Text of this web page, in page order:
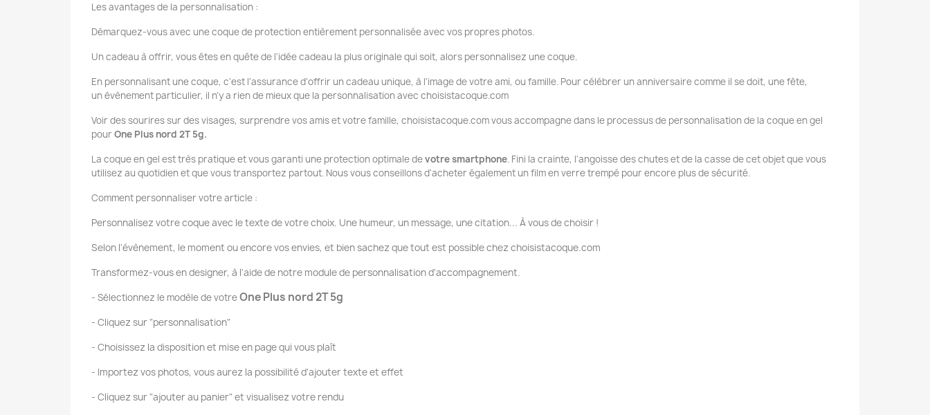
Les avantages de la personnalisation :
Démarquez-vous avec une coque de protection entièrement personnalisée avec vos propres photos.
Un cadeau à offrir, vous êtes en quête de l'idée cadeau la plus originale qui soit, alors personnalisez une coque.
En personnalisant une coque, c'est l'assurance d'offrir un cadeau unique, à l'image de votre ami, ou famille. Pour célébrer un anniversaire comme il se doit, une fête,
un évènement particulier, il n'y a rien de mieux que la personnalisation avec choisistacoque.com
Voir des sourires sur des visages, surprendre vos amis et votre famille, choisistacoque.com vous accompagne dans le processus de personnalisation de la coque en gel
pour One Plus nord 2T 5g.
La coque en gel est très pratique et vous garanti une protection optimale devotre smartphone. Fini la crainte, l'angoisse des chutes et de la casse de cet objet que vous
utilisez au quotidien et que vous transportez partout. Nous vous conseillons d'acheter également un film en verre trempé pour encore plus de sécurité.
Comment personnaliser votre article :
Personnalisez votre coque avec le texte de votre choix. Une humeur, un message, une citation... À vous de choisir !
Selon l'évènement, le moment ou encore vos envies, et bien sachez que tout est possible chez choisistacoque.com
Transformez-vous en designer, à l'aide de notre module de personnalisation d'accompagnement.
- Sélectionnez le modèle de votreOne Plus nord 2T 5g
- Cliquez sur "personnalisation"
- Choisissez la disposition et mise en page qui vous plaît
- Importez vos photos, vous aurez la possibilité d'ajouter texte et effet
- Cliquez sur "ajouter au panier" et visualisez votre rendu